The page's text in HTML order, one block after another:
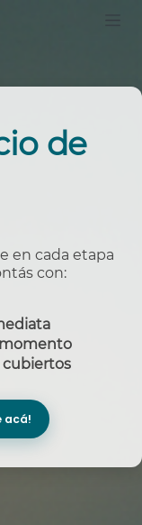
de
en cada etapa
con:
momento
cubiertos
acá!